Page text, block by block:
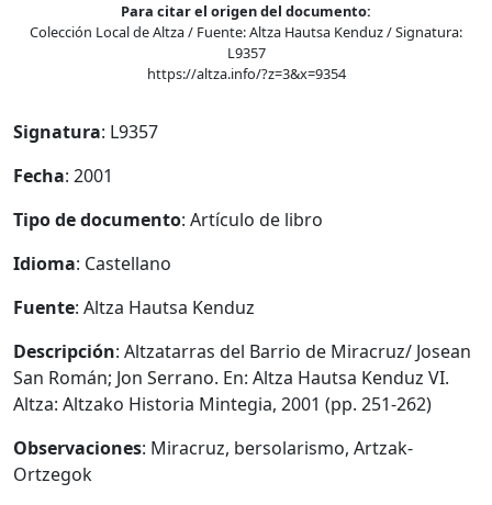
Para citar el origen del documento:
Colección Local de Altza / Fuente: Altza Hautsa Kenduz / Signatura:
L9357
https://altza.info/?z=3&x=9354
Signatura: L9357
Fecha: 2001
Tipo de documento: Artículo de libro
Idioma: Castellano
Fuente: Altza Hautsa Kenduz
Descripción: Altzatarras del Barrio de Miracruz/ Josean
San Román; Jon Serrano. En: Altza Hautsa Kenduz VI.
Altza: Altzako Historia Mintegia, 2001 (pp. 251-262)
Observaciones: Miracruz, bersolarismo, Artzak-
Ortzegok